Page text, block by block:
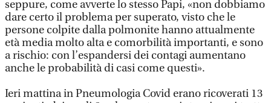
seppure, come avverte lo stesso Papi, «non dobbiamo
dare certo il problema per superato, visto che le
persone colpite dalla polmonite hanno attualmente
età media molto alta e comorbilità importanti, e sono
a rischio: con l’espandersi dei contagi aumentano
anche le probabilità di casi come questi».
Ieri mattina in Pneumologia Covid erano ricoverati 13